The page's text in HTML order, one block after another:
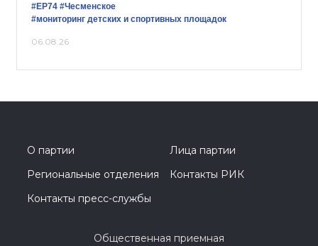
#ЕР74 #Чесменское
#мониторинг детских и спортивных площадок
06.08.26
О партии
Лица партии
Региональные отделения
Контакты РИК
Контакты пресс-службы
Общественная приемная